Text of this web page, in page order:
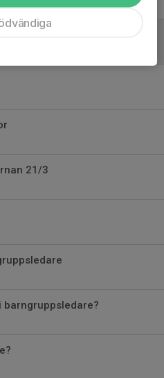
21/3
barngruppsledare?